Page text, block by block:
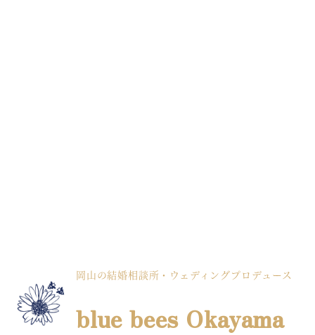
岡山の結婚相談所・ウェディングプロデュース
blue bees Okayama